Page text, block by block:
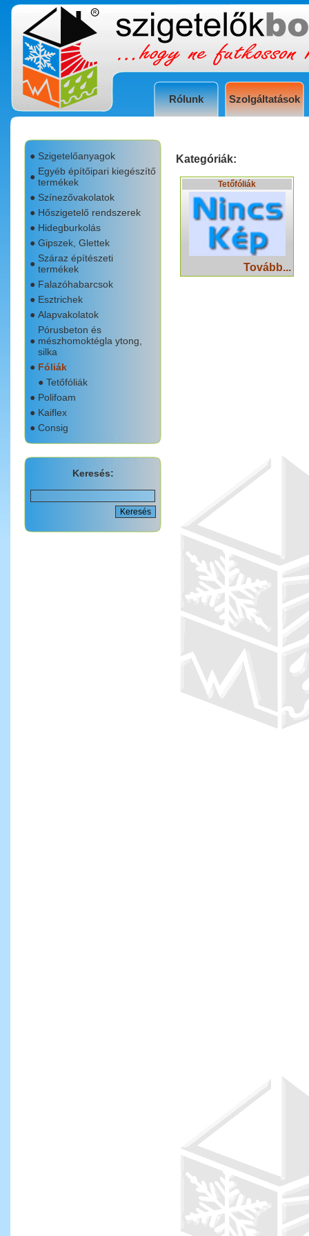
Rólunk Szolgáltatások
● Szigetelőanyagok
● Egyéb építőipari kiegészítő
termékek
● Színezővakolatok
● Hőszigetelő rendszerek
● Hidegburkolás
● Gipszek, Glettek
● Száraz építészeti
termékek
● Falazóhabarcsok
● Esztrichek
● Alapvakolatok
●
Pórusbeton és
mészhomoktégla ytong,
silka
● Fóliák
● Tetőfóliák
● Polifoam
● Kaiflex
● Consig
Keresés:
Kategóriák:
Tetőfóliák
Tovább...